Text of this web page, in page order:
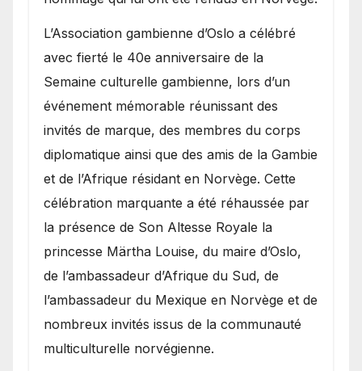
​L’Association gambienne d’Oslo a célébré
avec fierté le 40e anniversaire de la
Semaine culturelle gambienne, lors d’un
événement mémorable réunissant des
invités de marque, des membres du corps
diplomatique ainsi que des amis de la Gambie
et de l’Afrique résidant en Norvège. Cette
célébration marquante a été réhaussée par
la présence de Son Altesse Royale la
princesse Märtha Louise, du maire d’Oslo,
de l’ambassadeur d’Afrique du Sud, de
l’ambassadeur du Mexique en Norvège et de
nombreux invités issus de la communauté
multiculturelle norvégienne.